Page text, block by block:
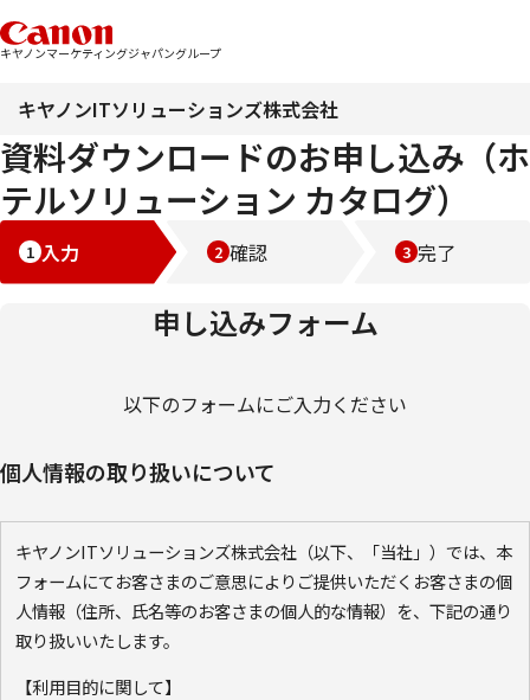
キヤノンマーケティングジャパングループ
キヤノンITソリューションズ株式会社
資料ダウンロードのお申し込み（ホ
テルソリューション カタログ）
入力 確認 完了
申し込みフォーム
以下のフォームにご入力ください
個人情報の取り扱いについて
キヤノンITソリューションズ株式会社（以下、「当社」）では、本
フォームにてお客さまのご意思によりご提供いただくお客さまの個
人情報（住所、氏名等のお客さまの個人的な情報）を、下記の通り
取り扱いいたします。
【利用目的に関して】